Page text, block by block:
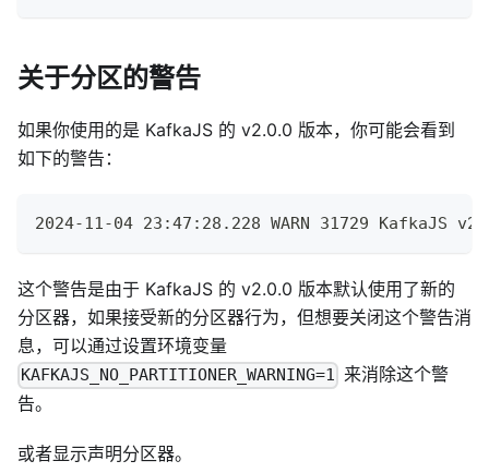
关于分区的警告
如果你使用的是 KafkaJS 的 v2.0.0 版本，你可能会看到
如下的警告：
2024-11-04 23:47:28.228 WARN 31729
这个警告是由于 KafkaJS 的 v2.0.0 版本默认使用了新的
分区器，如果接受新的分区器行为，但想要关闭这个警告消
息，可以通过设置环境变量
KAFKAJS_NO_PARTITIONER_WARNING=1 来消除这个警
告。
或者显示声明分区器。